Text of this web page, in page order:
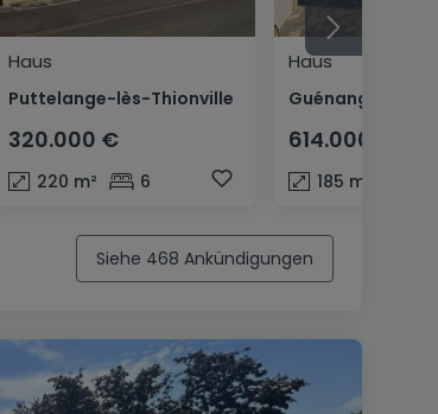
Haus
Puttelange-lès-Thionville
320.000 €
220 m² 6
Haus
Guénange
614.000 €
185 m²
Siehe 468 Ankündigungen